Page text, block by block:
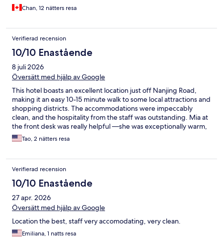
Chan, 12 nätters resa
Verifierad recension
10/10 Enastående
8 juli 2026
Översätt med hjälp av Google
This hotel boasts an excellent location just off Nanjing Road,
making it an easy 10-15 minute walk to some local attractions and
shopping districts. The accommodations were impeccably
clean, and the hospitality from the staff was outstanding. Mia at
the front desk was really helpful —she was exceptionally warm,
welcoming, and processed our check-in quickly and efficiently.
Overall, this hotel is a perfect choice for travelers looking to
Tao, 2 nätters resa
Verifierad recension
10/10 Enastående
27 apr. 2026
Översätt med hjälp av Google
Location the best, staff very accomodating, very clean.
Emiliana, 1 natts resa